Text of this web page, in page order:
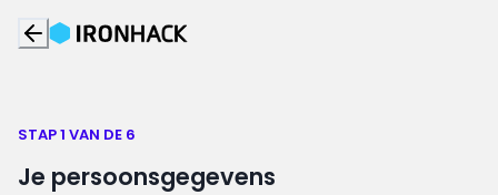
STAP 1 VAN DE 6
Je persoonsgegevens